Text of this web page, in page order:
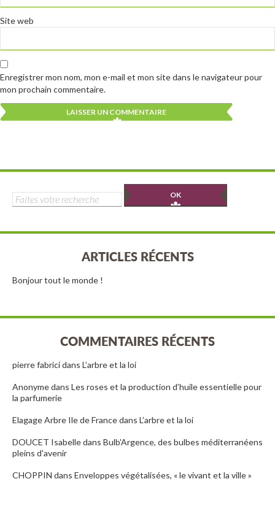
Site web
Enregistrer mon nom, mon e-mail et mon site dans le navigateur pour
mon prochain commentaire.
Rechercher :
ARTICLES RÉCENTS
Bonjour tout le monde !
COMMENTAIRES RÉCENTS
pierre fabricidans L’arbre et la loi
Anonymedans Les roses et la production d’huile essentielle pour
la parfumerie
Elagage Arbre Ile de Francedans L’arbre et la loi
DOUCET Isabelledans Bulb'Argence, des bulbes méditerranéens
pleins d'avenir
CHOPPIN dans Enveloppes végétalisées, « le vivant et la ville »